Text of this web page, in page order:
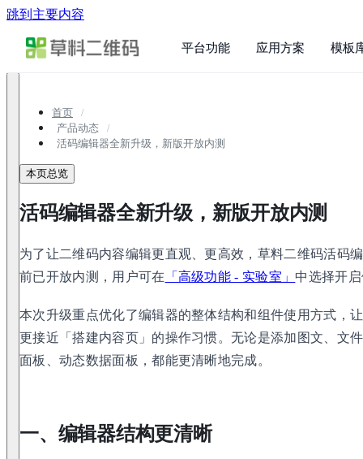
跳到主要内容
平台功能 应用方案 模板
首页
产品动态
活码编辑器全新升级，新版开放内测
本页总览
活码编辑器全新升级，新版开放内测
为了让二维码内容编辑更直观、更高效，草料二维码活码
前已开放内测，用户可在 「高级功能 - 实验室」 中选择开
本次升级重点优化了编辑器的整体结构和组件使用方式，
更接近「搭建内容页」的操作习惯。无论是添加图文、文
面板、动态数据面板，都能更清晰地完成。
一、编辑器结构更清晰